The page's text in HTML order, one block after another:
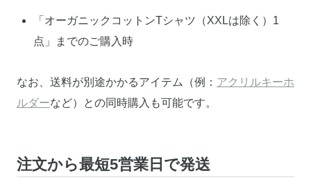
「オーガニックコットンTシャツ（XXLは除く）1
点」までのご購入時
なお、送料が別途かかるアイテム（例： アクリルキーホ
ルダーなど）との同時購入も可能です。
注文から最短5営業日で発送